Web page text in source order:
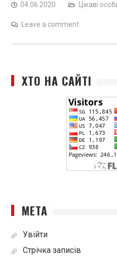
04.06.2020 Цікаві
Leave a comment
ХТО НА САЙТІ
МЕТА
Увійти
Стрічка записів